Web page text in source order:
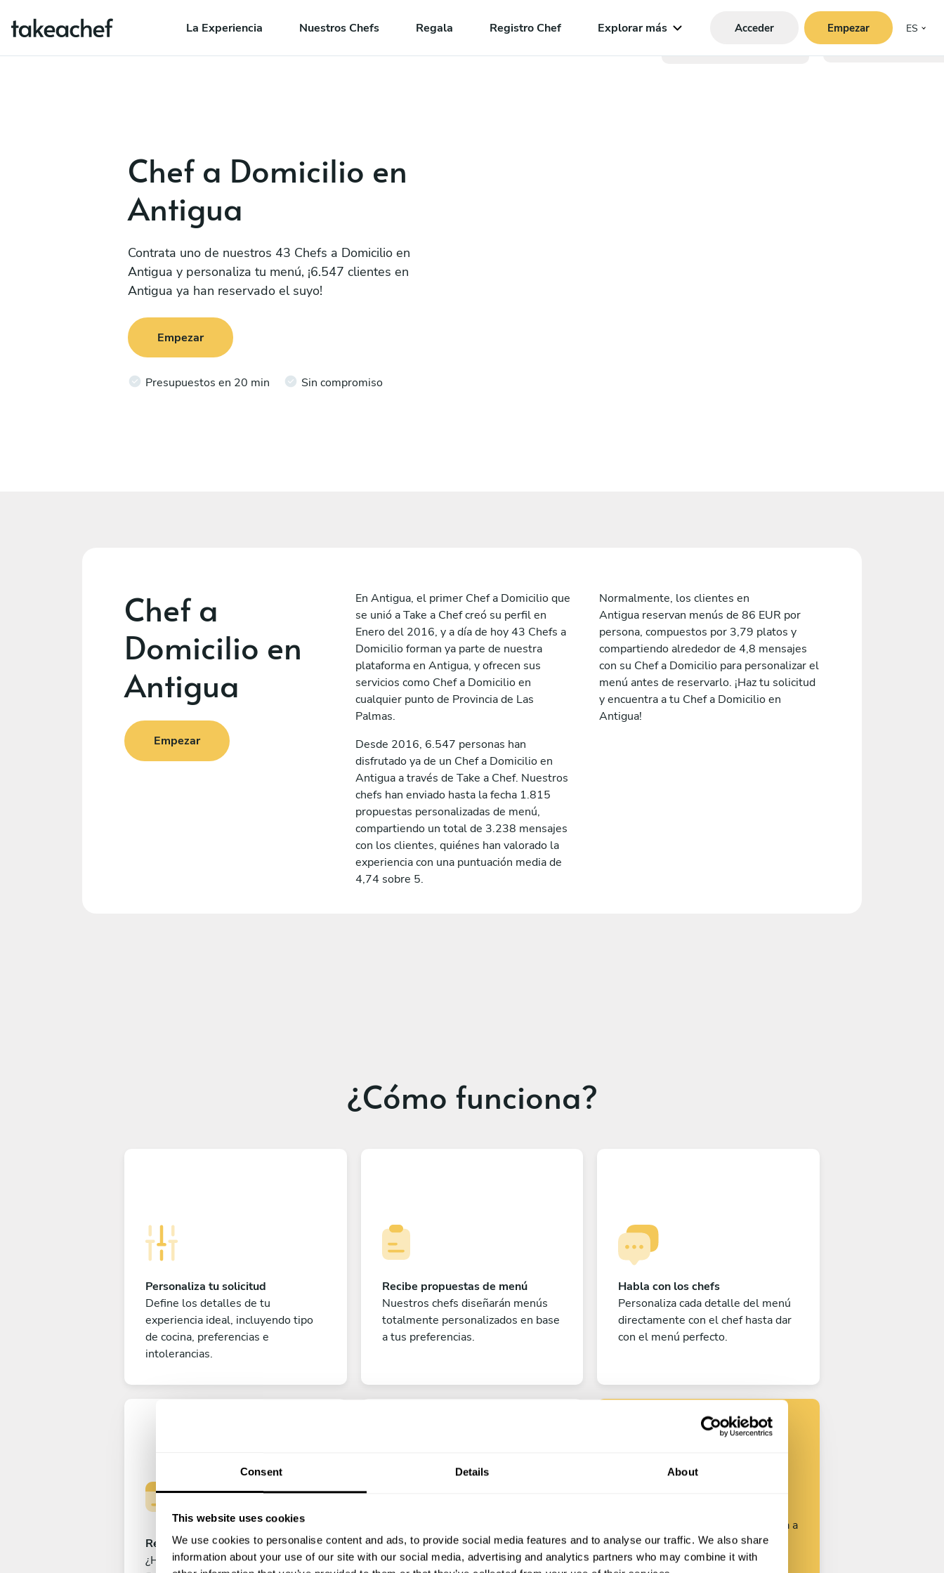
Consent Details About
This website uses cookies
We use cookies to personalise content and ads, to provide social media features and to analyse our traffic. We also share
information about your use of our site with our social media, advertising and analytics partners who may combine it with
La Experiencia Nuestros Chefs Regala Registro Chef Explorar más Acceder Empezar ES
Chef a Domicilio en
Antigua
Contrata uno de nuestros 43 Chefs a Domicilio en
Antigua y personaliza tu menú, ¡6.547 clientes en
Antigua ya han reservado el suyo!
Empezar
Presupuestos en 20 min Sin compromiso
Chef a
Domicilio en
Antigua
Empezar
En Antigua, el primer Chef a Domicilio que
se unió a Take a Chef creó su perfil en
Enero del 2016, y a día de hoy 43 Chefs a
Domicilio forman ya parte de nuestra
plataforma en Antigua, y ofrecen sus
servicios como Chef a Domicilio en
cualquier punto de Provincia de Las
Palmas.
Desde 2016, 6.547 personas han
disfrutado ya de un Chef a Domicilio en
Antigua a través de Take a Chef. Nuestros
chefs han enviado hasta la fecha 1.815
propuestas personalizadas de menú,
compartiendo un total de 3.238 mensajes
con los clientes, quiénes han valorado la
experiencia con una puntuación media de
4,74 sobre 5.
Normalmente, los clientes en
Antigua reservan menús de 86 EUR por
persona, compuestos por 3,79 platos y
compartiendo alrededor de 4,8 mensajes
con su Chef a Domicilio para personalizar el
menú antes de reservarlo. ¡Haz tu solicitud
y encuentra a tu Chef a Domicilio en
Antigua!
¿Cómo funciona?
Personaliza tu solicitud
Define los detalles de tu
experiencia ideal, incluyendo tipo
de cocina, preferencias e
intolerancias.
Recibe propuestas de menú
Nuestros chefs diseñarán menús
totalmente personalizados en base
a tus preferencias.
Habla con los chefs
Personaliza cada detalle del menú
directamente con el chef hasta dar
con el menú perfecto.
Reserva tu experiencia
¿Has cerrado ya el menú perfecto?
¡A disfrutar!
¡Todo listo! Ya solo queda contar
Encuentra tu
chef
Personaliza tu solicitud y empieza a
hablar con los chefs.